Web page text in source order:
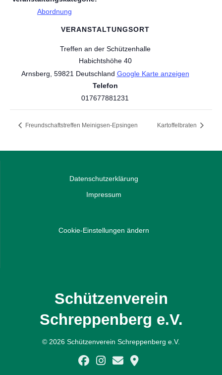
Abordnung
VERANSTALTUNGSORT
Treffen an der Schützenhalle
Habichtshöhe 40
Arnsberg, 59821 Deutschland Google Karte anzeigen
Telefon
017677881231
Freundschaftstreffen Meinigsen-Epsingen Kartoffelbraten
Datenschutzerklärung
Impressum
Cookie-Einstellungen ändern
Schützenverein
Schreppenberg e.V.
© 2026 Schützenverein Schreppenberg e.V.